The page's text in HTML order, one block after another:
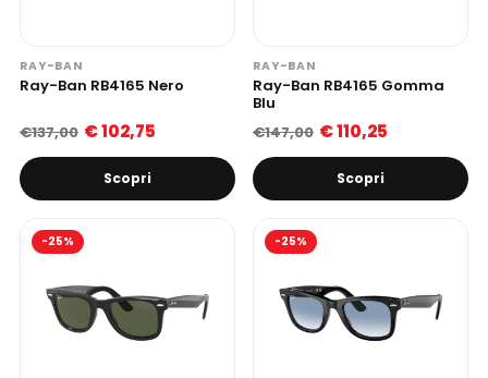
RAY-BAN
Ray-Ban RB4165 Nero
€137,00 € 102,75
Scopri
RAY-BAN
Ray-Ban RB4165 Gomma
Blu
€147,00 € 110,25
Scopri
-25% -25%